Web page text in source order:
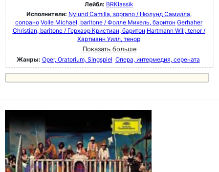
Лейбл: BRKlassik
Исполнители: Nylund Camilla, soprano / Нюлунд Cамилла,
сопрано Volle Michael, baritone / Фолле Михель, баритон Gerhaher
Christian, baritone / Герхаэр Кристиан, баритон Hartmann Will, tenor /
Хартманн Уилл, тенор
Показать больше
Жанры: Oper, Oratorium, Singspiel Опера, интермедия, серената